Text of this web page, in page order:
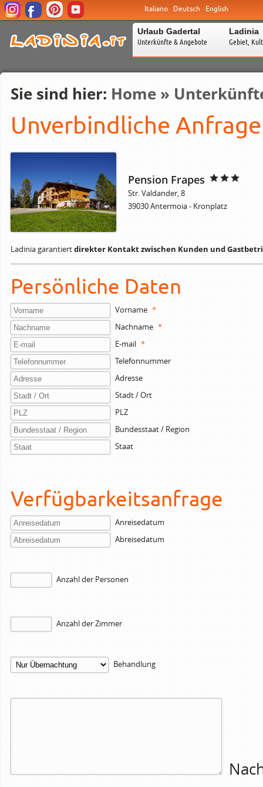
Italiano Deutsch English
Urlaub Gadertal
Unterkünfte & Angebote
Ladinia
Gebiet,
Sie sind hier: Home »
Unverbindliche
Pension Frapes
Str. Valdander, 8
39030 Antermoia - Kronplatz
Ladinia garantiertdirekter Kontakt zwischen Kunden und
Persönliche Daten
Vorname *
Nachname *
E-mail *
Telefonnummer
Adresse
Stadt / Ort
PLZ
Bundesstaat / Region
Staat
Verfügbarkeitsanfrage
Anreisedatum
Abreisedatum
Anzahl der Personen
Anzahl der Zimmer
Behandlung